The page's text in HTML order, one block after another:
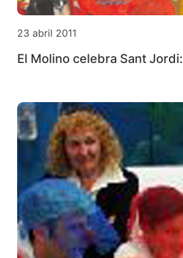
23 abril 2011
El Molino celebra Sant Jordi: